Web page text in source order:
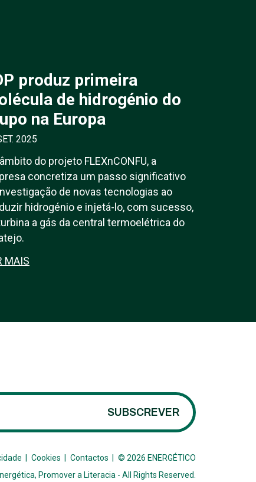
produz primeira
de hidrogénio do
na Europa
2025
do projeto FLEXnCONFU, a
concretiza um passo significativo
de novas tecnologias ao
hidrogénio e injetá-lo, com sucesso,
a gás da central termoelétrica do
MAIS
SUBSCREVER
Cookies Contactos
© 2026 ENERGÉTICO
Promover a Literacia - All Rights Reserved.